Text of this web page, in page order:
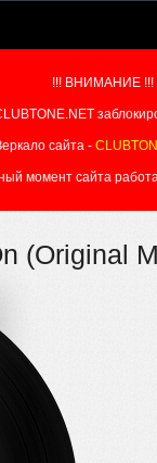
!!! ВНИМАНИЕ !!!
сайта -
момент сайта
(Original